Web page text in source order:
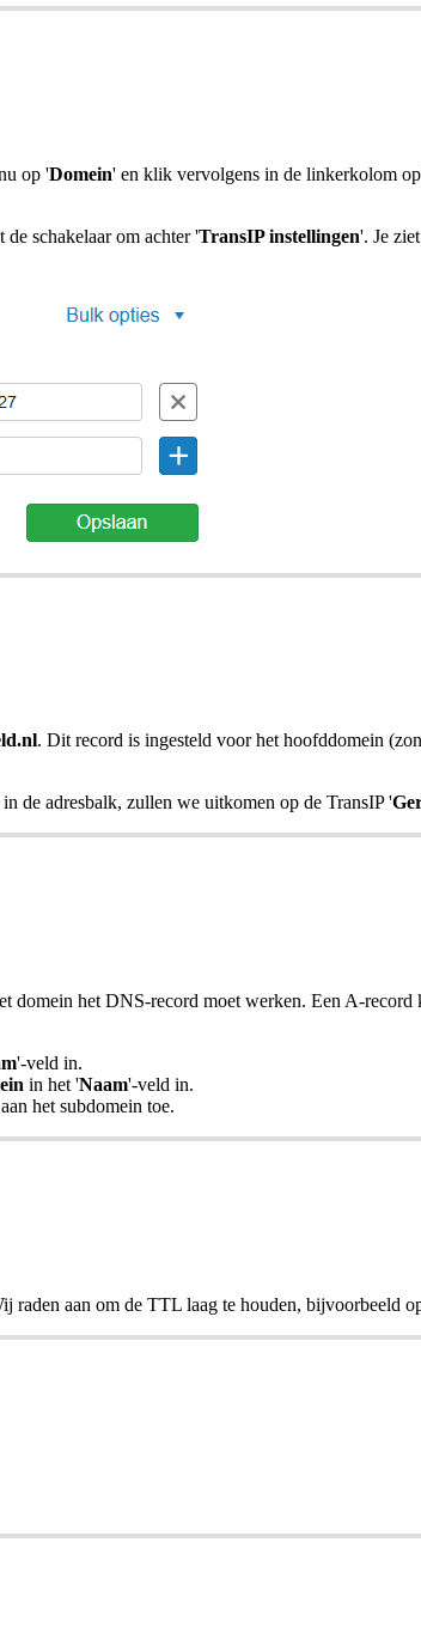
op 'Domein' en klik vervolgens in de linkerkolom
schakelaar om achter 'TransIP instellingen'. Je
. Dit record is ingesteld voor het hoofddomein
de adresbalk, zullen we uitkomen op de TransIP '
domein het DNS-record moet werken. Een A-
'-veld in.
in het 'Naam'-veld in.
het subdomein toe.
raden aan om de TTL laag te houden, bijvoorbeeld